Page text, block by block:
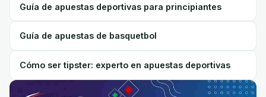
Guía de apuestas deportivas para principiantes
Guía de apuestas de basquetbol
Cómo ser tipster: experto en apuestas deportivas